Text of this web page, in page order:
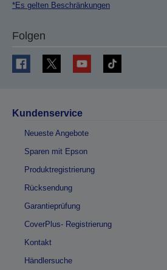
*Es gelten Beschränkungen
Folgen
Kundenservice
Neueste Angebote
Sparen mit Epson
Produktregistrierung
Rücksendung
Garantieprüfung
CoverPlus- Registrierung
Kontakt
Händlersuche